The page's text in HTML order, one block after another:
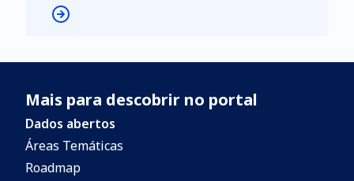
Algarve. Até à data, foram cartografados
Vila Real de Santo António,
disponibilizando-se a cartografia
geológica da faixa de território numa
extensão de 1 km a partir da linha de
Mais para descobrir no portal
Dados abertos
Áreas Temáticas
Roadmap